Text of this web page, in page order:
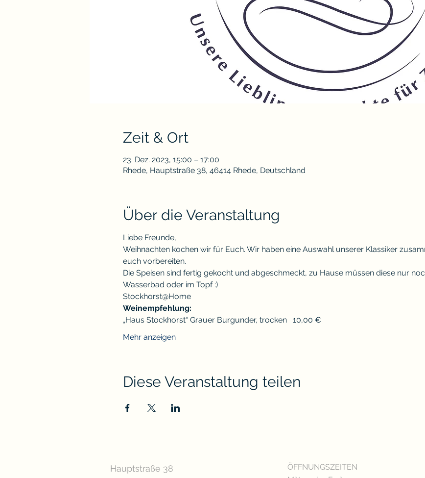
Zeit & Ort
23. Dez. 2023, 15:00 – 17:00
Rhede, Hauptstraße 38, 46414 Rhede, Deutschland
Über die Veranstaltung
Liebe Freunde,
Weihnachten kochen wir für Euch. Wir haben eine Auswahl unserer Klassiker
euch vorbereiten.
Die Speisen sind fertig gekocht und abgeschmeckt, zu Hause müssen diese nur
Wasserbad oder im Topf :)
Stockhorst@Home
Weinempfehlung:
„Haus Stockhorst“ Grauer Burgunder, trocken   10,00 €
Mehr anzeigen
Diese Veranstaltung teilen
Hauptstraße 38
ÖFFNUNGSZEITEN